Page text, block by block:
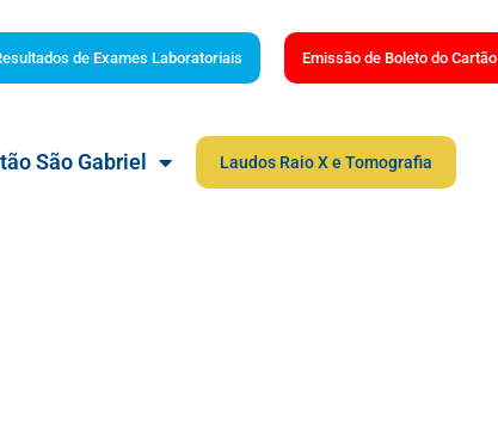
de Exames Laboratoriais Emissão de Boleto do Cartão
São Gabriel Laudos Raio X e Tomografia